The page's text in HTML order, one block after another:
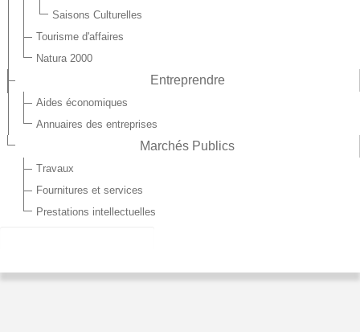
Saisons Culturelles
Tourisme d'affaires
Natura 2000
Entreprendre
Aides économiques
Annuaires des entreprises
Marchés Publics
Travaux
Fournitures et services
Prestations intellectuelles